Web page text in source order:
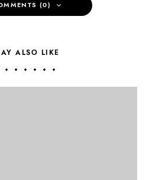
(0)
ALSO LIKE